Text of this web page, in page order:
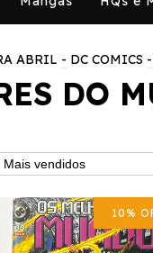
ABRIL - DC COMICS -
DO
10%